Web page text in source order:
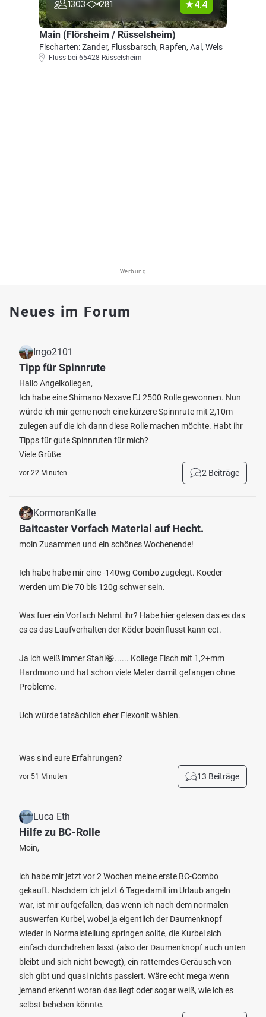
1303 281 4.4
Main (Flörsheim / Rüsselsheim)
Fischarten: Zander, Flussbarsch, Rapfen, Aal, Wels
Fluss bei 65428 Rüsselsheim
Werbung
Neues im Forum
Ingo2101
Tipp für Spinnrute
Hallo Angelkollegen,
Ich habe eine Shimano Nexave FJ 2500 Rolle gewonnen. Nun
würde ich mir gerne noch eine kürzere Spinnrute mit 2,10m
zulegen auf die ich dann diese Rolle machen möchte. Habt ihr
Tipps für gute Spinnruten für mich?
Viele Grüße
vor 22 Minuten 2 Beiträge
KormoranKalle
Baitcaster Vorfach Material auf Hecht.
moin Zusammen und ein schönes Wochenende!
Ich habe habe mir eine -140wg Combo zugelegt. Koeder
werden um Die 70 bis 120g schwer sein.
Was fuer ein Vorfach Nehmt ihr? Habe hier gelesen das es das
es es das Laufverhalten der Köder beeinflusst kann ect.
Ja ich weiß immer Stahl😁...... Kollege Fisch mit 1,2+mm
Hardmono und hat schon viele Meter damit gefangen ohne
Probleme.
Uch würde tatsächlich eher Flexonit wählen.
Was sind eure Erfahrungen?
vor 51 Minuten 13 Beiträge
Luca Eth
Hilfe zu BC-Rolle
Moin,
ich habe mir jetzt vor 2 Wochen meine erste BC-Combo
gekauft. Nachdem ich jetzt 6 Tage damit im Urlaub angeln
war, ist mir aufgefallen, das wenn ich nach dem normalen
auswerfen Kurbel, wobei ja eigentlich der Daumenknopf
wieder in Normalstellung springen sollte, die Kurbel sich
einfach durchdrehen lässt (also der Daumenknopf auch unten
bleibt und sich nicht bewegt), ein ratterndes Geräusch von
sich gibt und quasi nichts passiert. Wäre echt mega wenn
jemand erkennt woran das liegt oder sogar weiß, wie ich es
selbst beheben könnte.